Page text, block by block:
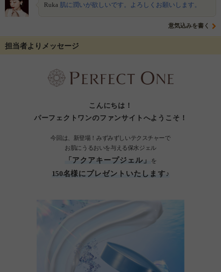
Ruka 肌に潤いが欲しいです。よろしくお願いします。
意気込みを書く
担当者よりメッセージ
こんにちは！
パーフェクトワンのファンサイトへようこそ！
今回は、新登場！みずみずしいテクスチャーで
お肌にうるおいを与える保水ジェル
「アクアキープジェル」 を
150名様にプレゼントいたします♪